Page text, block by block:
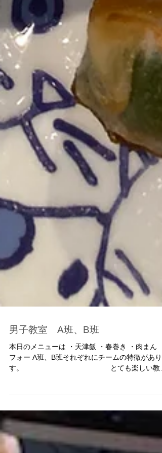
本日のメニューは ・天津飯 ・春巻き ・肉まん ・
す。 とても楽しい教
です。 以前、北京で教室を持っていたので 本場
天津飯をつくりました。 自分の天津飯は自分で
子を焼いて作りましょうね。...